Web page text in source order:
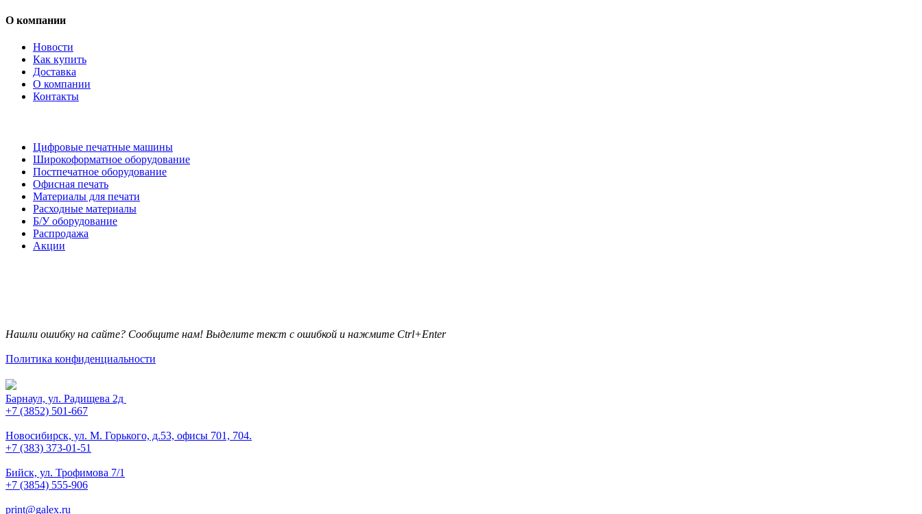
О компании
Новости
Как купить
Доставка
О компании
Контакты
Цифровые печатные машины
Широкоформатное оборудование
Постпечатное оборудование
Офисная печать
Материалы для печати
Расходные материалы
Б/У оборудование
Распродажа
Акции
Нашли ошибку на сайте? Сообщите нам! Выделите текст с ошибкой и нажмите Ctrl+Enter
Политика конфиденциальности
Барнаул, ул. Радищева 2д
+7 (3852) 501-667
Новосибирск, ул. М. Горького, д.53, офисы 701, 704.
+7 (383) 373-01-51
Бийск, ул. Трофимова 7/1
+7 (3854) 555-906
print@galex.ru